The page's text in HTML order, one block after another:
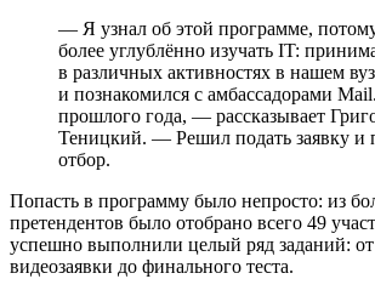
— Я узнал об этой программе,
более углублённо изучать IT:
в различных активностях в нашем
и познакомился с амбассадорами
прошлого года, — рассказывает
Теницкий. — Решил подать заявку и
отбор.
Попасть в программу было непросто: из
претендентов было отобрано всего 49
успешно выполнили целый ряд заданий:
видеозаявки до финального теста.